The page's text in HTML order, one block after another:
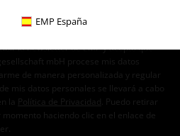
EMP España
la newsletter de EMP y acepto que
mbH procese mis datos
de manera personalizada y regular
mis datos personales se llevará a cabo
la
Política de Privacidad . Puedo retirar
haciendo clic en el enlace de